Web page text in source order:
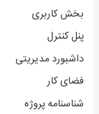
بخش کاربری
پنل کنترل
داشبورد مدیریتی
فضای کار
شناسنامه پروژه